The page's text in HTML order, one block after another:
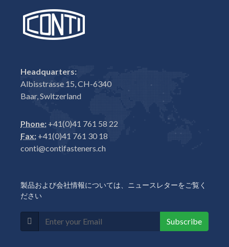
Headquarters:
Albisstrasse 15, CH-6340
Baar, Switzerland
Phone: +41(0)41 761 58 22
Fax: +41(0)41 761 30 18
conti@contifasteners.ch
製品および会社情報については、ニュースレターをご覧く
ださい
Subscribe